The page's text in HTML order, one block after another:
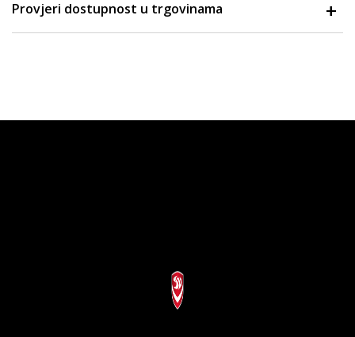
Provjeri dostupnost u trgovinama